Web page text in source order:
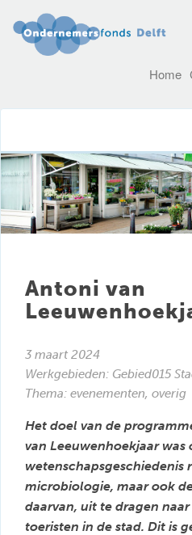
Home
Antoni van
3 maart 2024
Werkgebieden: Gebied015
Thema: evenementen, overig
Het doel van de
van Leeuwenhoekjaar was
wetenschapsgeschiedenis
microbiologie, maar ook
daarvan, uit te dragen
toeristen in de stad. Dit is